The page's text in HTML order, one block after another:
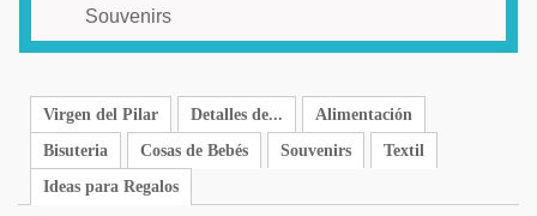
Souvenirs
Virgen del Pilar Detalles de...
Alimentación
Bisuteria
Cosas de Bebés Souvenirs
Textil
Ideas para Regalos